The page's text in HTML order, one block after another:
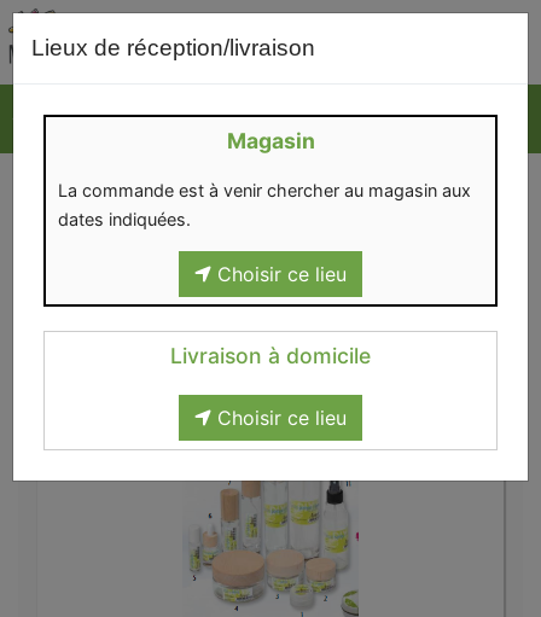
Lieux de réception/livraison
Magasin
La commande est à venir chercher au magasin aux
dates indiquées.
Choisir ce lieu
Livraison à domicile
Choisir ce lieu
POTS VERRE
Contenants> Pots verre